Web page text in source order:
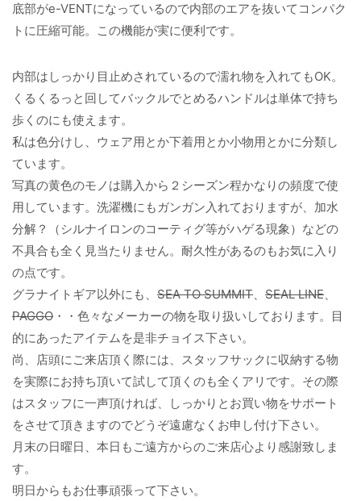
底部がe-VENTになっているので内部のエアを抜いてコンパク
トに圧縮可能。この機能が実に便利です。
内部はしっかり目止めされているので濡れ物を入れてもOK。
くるくるっと回してバックルでとめるハンドルは単体で持ち
歩くのにも使えます。
私は色分けし、ウェア用とか下着用とか小物用とかに分類し
ています。
写真の黄色のモノは購入から２シーズン程かなりの頻度で使
用しています。洗濯機にもガンガン入れておりますが、加水
分解？（シルナイロンのコーティグ等がハゲる現象）などの
不具合も全く見当たりません。耐久性があるのもお気に入り
の点です。
グラナイトギア以外にも、 SEA TO SUMMIT、 SEAL LINE、
PAGGO ・・色々なメーカーの物を取り扱いしております。目
的にあったアイテムを是非チョイス下さい。
尚、店頭にご来店頂く際には、スタッフサックに収納する物
を実際にお持ち頂いて試して頂くのも全くアリです。その際
はスタッフに一声頂ければ、しっかりとお買い物をサポート
をさせて頂きますのでどうぞ遠慮なくお申し付け下さい。
月末の日曜日、本日もご遠方からのご来店心より感謝致しま
す。
明日からもお仕事頑張って下さい。